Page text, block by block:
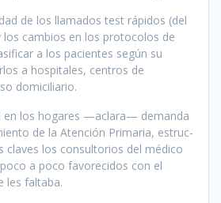
de los llamados test rápidos (del
los cambios en los protocolos de
a los pacientes según su
a hospi­tales, centros de
domiciliario.
en los hogares —aclara— demanda
de la Atención Primaria, estruc­
claves los consultorios del médico
a poco favorecidos con el
les faltaba.